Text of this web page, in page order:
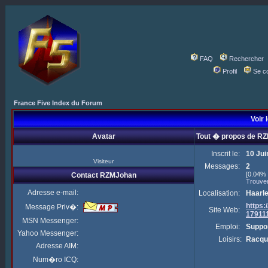
FAQ
Rechercher
Profil
Se
France Five Index du Forum
Voir
Avatar Tout � propos de
Visiteur
Inscrit le:
10
Messages:
2
[0.04%
Localisation:
Site Web:
Emploi:
Loisirs:
Contact RZMJohan
Adresse e-mail:
Message Priv�:
MSN Messenger:
Yahoo Messenger:
Adresse AIM:
Num�ro ICQ: